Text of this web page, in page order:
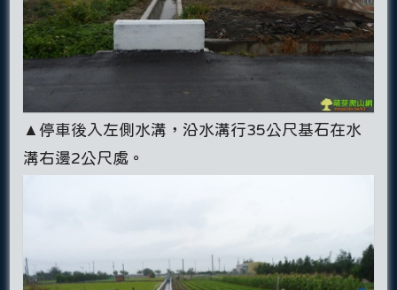
▲停車後入左側水溝，沿水溝行35公尺基石在水
溝右邊2公尺處。